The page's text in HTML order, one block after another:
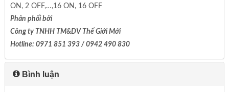
ON, 2 OFF,…,16 ON, 16 OFF
Phân phối bởi
Công ty TNHH TM&DV Thế Giới Mới
Hotline: 0971 851 393 / 0942 490 830
Bình luận